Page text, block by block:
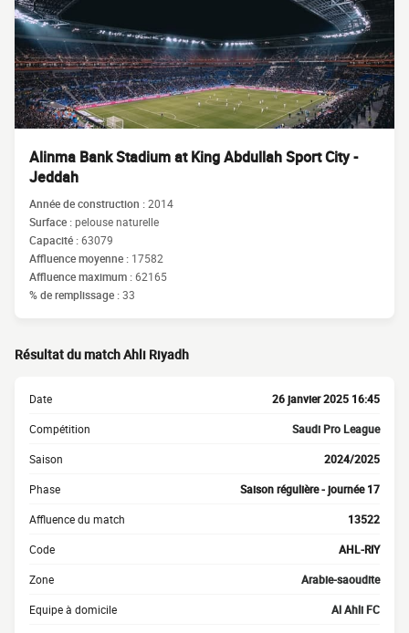
Alinma Bank Stadium at King Abdullah Sport City -
Jeddah
Année de construction :2014
Surface :pelouse naturelle
Capacité :63079
Affluence moyenne : 17582
Affluence maximum :62165
% de remplissage :33
Résultat du match Ahli Riyadh
Date 26 janvier 2025 16:45
Compétition Saudi Pro League
Saison 2024/2025
Phase Saison régulière - journée 17
Affluence du match 13522
Code AHL-RIY
Zone Arabie-saoudite
Equipe à domicile Al Ahli FC